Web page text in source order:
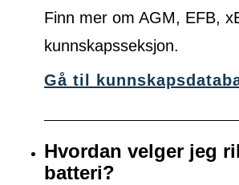
Finn mer om AGM, EFB,
kunnskapsseksjon.
Gå til
Hvordan velger jeg
batteri?